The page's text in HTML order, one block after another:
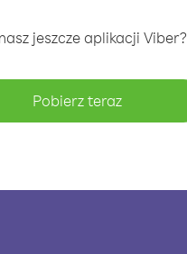
jeszcze aplikacji Viber?
Pobierz teraz